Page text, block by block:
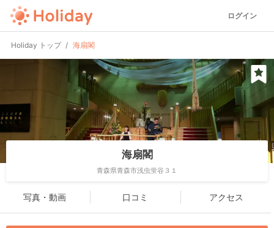
ログイン
Holiday トップ 海扇閣
海扇閣
青森県青森市浅虫蛍谷３１
写真・動画 口コミ アクセス